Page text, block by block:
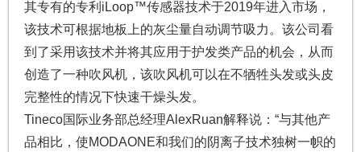
其专有的专利iLoop™传感器技术于2019年进入市场，
该技术可根据地板上的灰尘量自动调节吸力。该公司看
到了采用该技术并将其应用于护发类产品的机会，从而
创造了一种吹风机，该吹风机可以在不牺牲头发或头皮
完整性的情况下快速干燥头发。
Tineco国际业务部总经理AlexRuan解释说：“与其他产
品相比，使MODAONE和我们的阴离子技术独树一帜的